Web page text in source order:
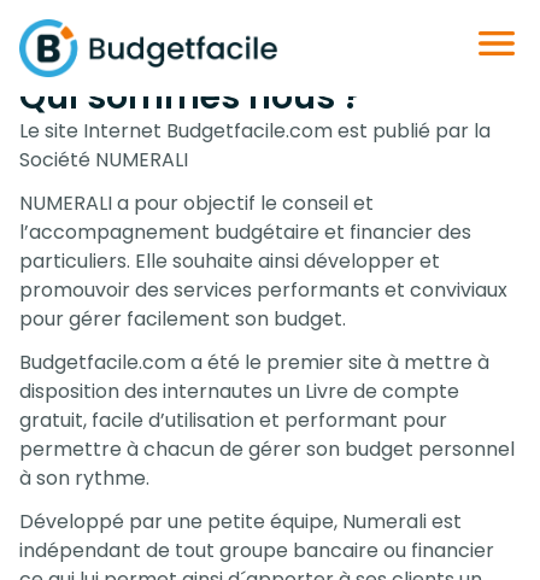
Qui sommes nous ?
Le site Internet Budgetfacile.com est publié par la
Société NUMERALI
NUMERALI a pour objectif le conseil et
l’accompagnement budgétaire et financier des
particuliers. Elle souhaite ainsi développer et
promouvoir des services performants et conviviaux
pour gérer facilement son budget.
Budgetfacile.com a été le premier site à mettre à
disposition des internautes un Livre de compte
gratuit, facile d’utilisation et performant pour
permettre à chacun de gérer son budget personnel
à son rythme.
Développé par une petite équipe, Numerali est
indépendant de tout groupe bancaire ou financier